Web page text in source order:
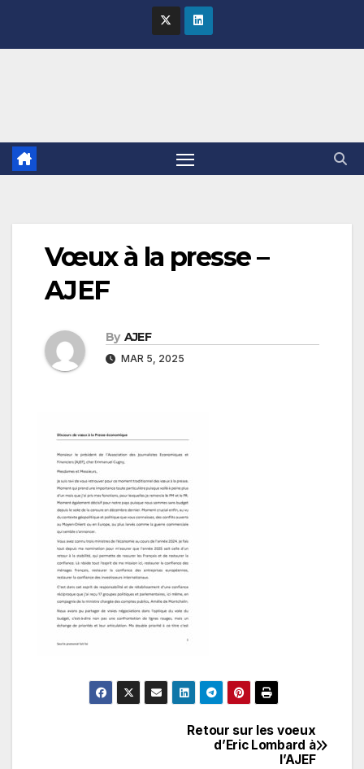
Vœux à la presse –
AJEF
By AJEF
MAR 5, 2025
Retour sur les voeux
d’Eric Lombard à
l’AJEF